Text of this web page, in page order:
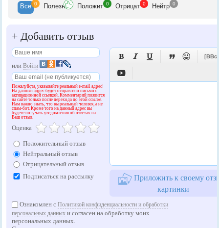
Все 0 Полезн Положит 0 Отрицат 0 Нейтр 0
+ Добавить отзыв
илиВойти
Пожалуйста, указывайте реальный e-mail адрес!
На данный адрес будет отправлено письмо с
активационной ссылкой. Комментарий появится
на сайте только после перехода по этой ссылке.
Нам важно знать, что вы реальный человек, а не
спам-бот. Кроме того на данный адрес вы
будете получать уведомления об ответах на
Ваш отзыв.
Оценка
Положительный отзыв
Нейтральный отзыв
Отрицательный отзыв
Подписаться на рассылку
   


Приложить к своему
картинки
Ознакомлен сПолитикой конфиденциальности и обработки
персональных данных и согласен на обработку моих
персональных данных.